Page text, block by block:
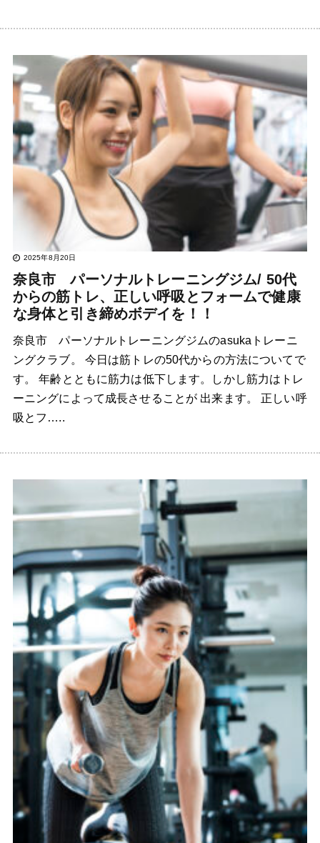
2025年8月20日
奈良市 パーソナルトレーニングジム/ 50代
からの筋トレ、正しい呼吸とフォームで健康
な身体と引き締めボデイを！！
奈良市 パーソナルトレーニングジムのasukaトレーニ
ングクラブ。 今日は筋トレの50代からの方法についてで
す。 年齢とともに筋力は低下します。しかし筋力はトレ
ーニングによって成長させることが 出来ます。 正しい呼
吸とフ…..